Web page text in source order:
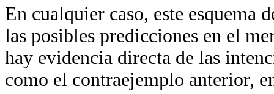
En cualquier caso, este esquema
las posibles predicciones en el
hay evidencia directa de las
como el contraejemplo anterior,